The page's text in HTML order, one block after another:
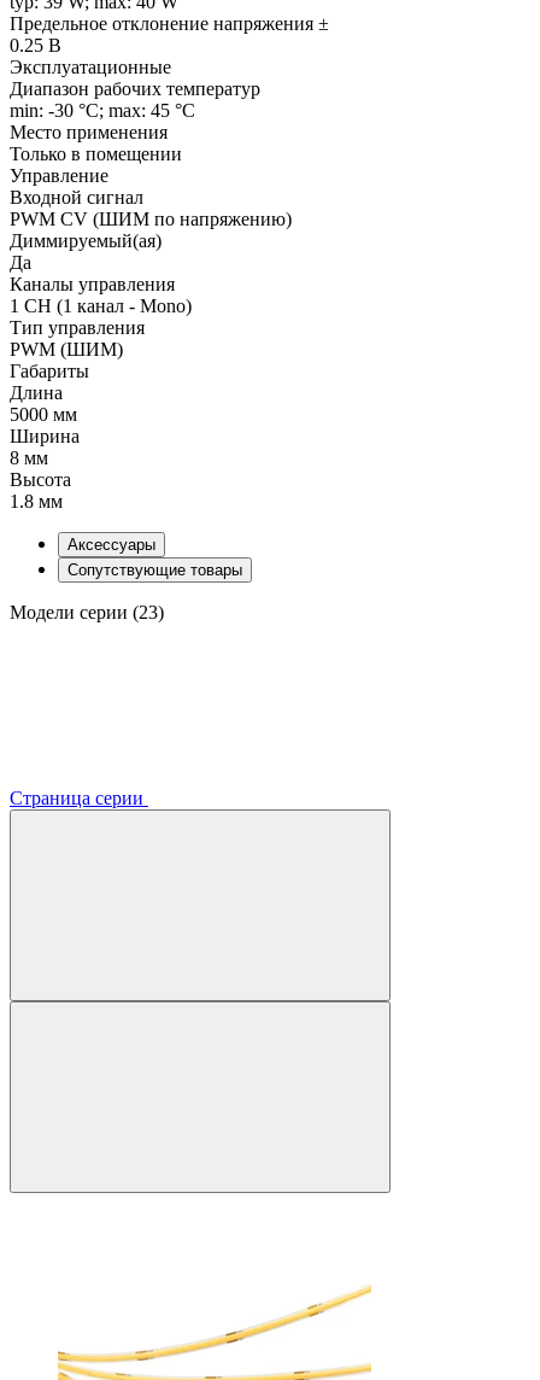
Предельное отклонение напряжения ±
0.25 В
Эксплуатационные
Диапазон рабочих температур
min: -30 °C; max: 45 °C
Место применения
Только в помещении
Управление
Входной сигнал
PWM СV (ШИМ по напряжению)
Диммируемый(ая)
Да
Каналы управления
1 CH (1 канал - Mono)
Тип управления
PWM (ШИМ)
Габариты
Длина
5000 мм
Ширина
8 мм
Высота
1.8 мм
Аксессуары
Сопутствующие товары
Модели серии (23)
Страница серии